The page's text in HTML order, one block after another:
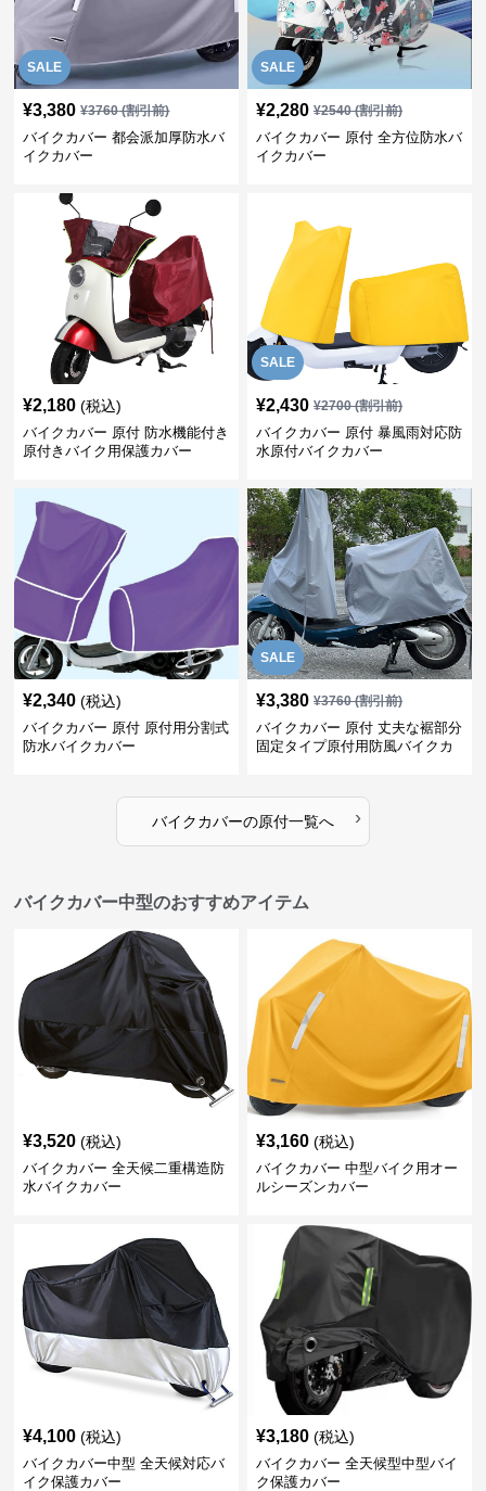
SALE
¥3,380 ¥3760(割引前)
バイクカバー 都会派加厚防水バ
イクカバー
SALE
¥2,280 ¥2540(割引前)
バイクカバー 原付 全方位防水バ
イクカバー
¥2,180 (税込)
バイクカバー 原付 防水機能付き
原付きバイク用保護カバー
SALE
¥2,430 ¥2700(割引前)
バイクカバー 原付 暴風雨対応防
水原付バイクカバー
¥2,340 (税込)
バイクカバー 原付 原付用分割式
防水バイクカバー
SALE
¥3,380 ¥3760(割引前)
バイクカバー 原付 丈夫な裾部分
固定タイプ原付用防風バイクカ
バイクカバーの原付一覧へ ›
バイクカバー中型のおすすめアイテム
¥3,520 (税込)
バイクカバー 全天候二重構造防
水バイクカバー
¥3,160 (税込)
バイクカバー 中型バイク用オー
ルシーズンカバー
¥4,100 (税込)
バイクカバー中型 全天候対応バ
イク保護カバー
¥3,180 (税込)
バイクカバー 全天候型中型バイ
ク保護カバー